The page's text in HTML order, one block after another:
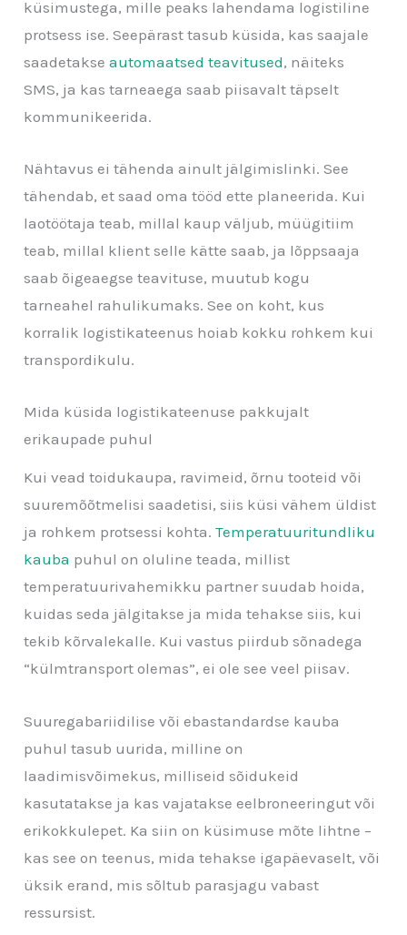
küsimustega, mille peaks lahendama logistiline
protsess ise. Seepärast tasub küsida, kas saajale
saadetakseautomaatsed teavitused, näiteks
SMS, ja kas tarneaega saab piisavalt täpselt
kommunikeerida.
Nähtavus ei tähenda ainult jälgimislinki. See
tähendab, et saad oma tööd ette planeerida. Kui
laotöötaja teab, millal kaup väljub, müügitiim
teab, millal klient selle kätte saab, ja lõppsaaja
saab õigeaegse teavituse, muutub kogu
tarneahel rahulikumaks. See on koht, kus
korralik logistikateenus hoiab kokku rohkem kui
transpordikulu.
Mida küsida logistikateenuse pakkujalt
erikaupade puhul
Kui vead toidukaupa, ravimeid, õrnu tooteid või
suuremõõtmelisi saadetisi, siis küsi vähem üldist
ja rohkem protsessi kohta.Temperatuuritundliku
kauba puhul on oluline teada, millist
temperatuurivahemikku partner suudab hoida,
kuidas seda jälgitakse ja mida tehakse siis, kui
tekib kõrvalekalle. Kui vastus piirdub sõnadega
“külmtransport olemas”, ei ole see veel piisav.
Suuregabariidilise või ebastandardse kauba
puhul tasub uurida, milline on
laadimisvõimekus, milliseid sõidukeid
kasutatakse ja kas vajatakse eelbroneeringut või
erikokkulepet. Ka siin on küsimuse mõte lihtne –
kas see on teenus, mida tehakse igapäevaselt, või
üksik erand, mis sõltub parasjagu vabast
ressursist.